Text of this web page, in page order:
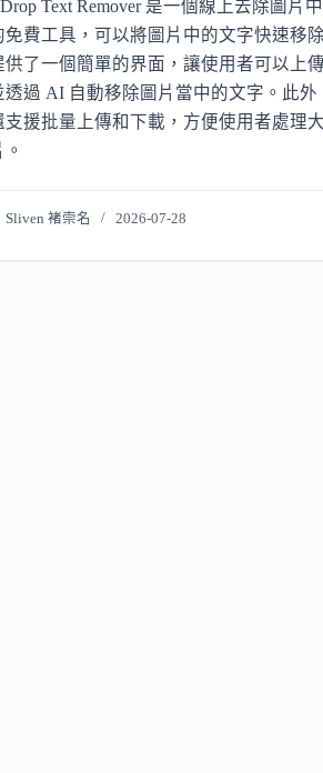
Text Remover 是一個線上去除圖片
免費工具，可以將圖片中的文字快速移除
供了一個簡單的界面，讓使用者可以上
透過 AI 自動移除圖片當中的文字。此外
支援批量上傳和下載，方便使用者處理
Sliven 褚崇名 2026-07-28